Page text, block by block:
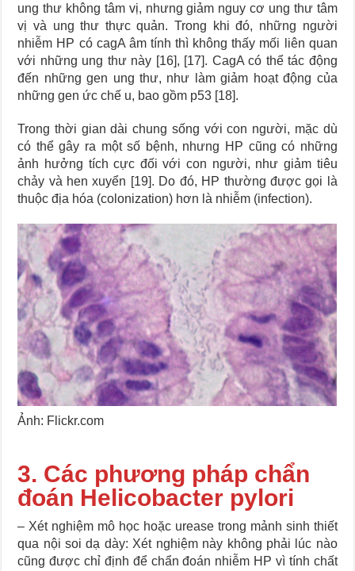
ung thư không tâm vị, nhưng giảm nguy cơ ung thư tâm
vị và ung thư thực quản. Trong khi đó, những người
nhiễm HP có cagA âm tính thì không thấy mối liên quan
với những ung thư này [16], [17]. CagA có thể tác động
đến những gen ung thư, như làm giảm hoạt động của
những gen ức chế u, bao gồm p53 [18].
Trong thời gian dài chung sống với con người, mặc dù
có thể gây ra một số bệnh, nhưng HP cũng có những
ảnh hưởng tích cực đối với con người, như giảm tiêu
chảy và hen xuyển [19]. Do đó, HP thường được gọi là
thuộc địa hóa (colonization) hơn là nhiễm (infection).
Ảnh: Flickr.com
3. Các phương pháp chẩn
đoán Helicobacter pylori
– Xét nghiệm mô học hoặc urease trong mảnh sinh thiết
qua nội soi dạ dày: Xét nghiệm này không phải lúc nào
cũng được chỉ định để chẩn đoán nhiễm HP vì tính chất